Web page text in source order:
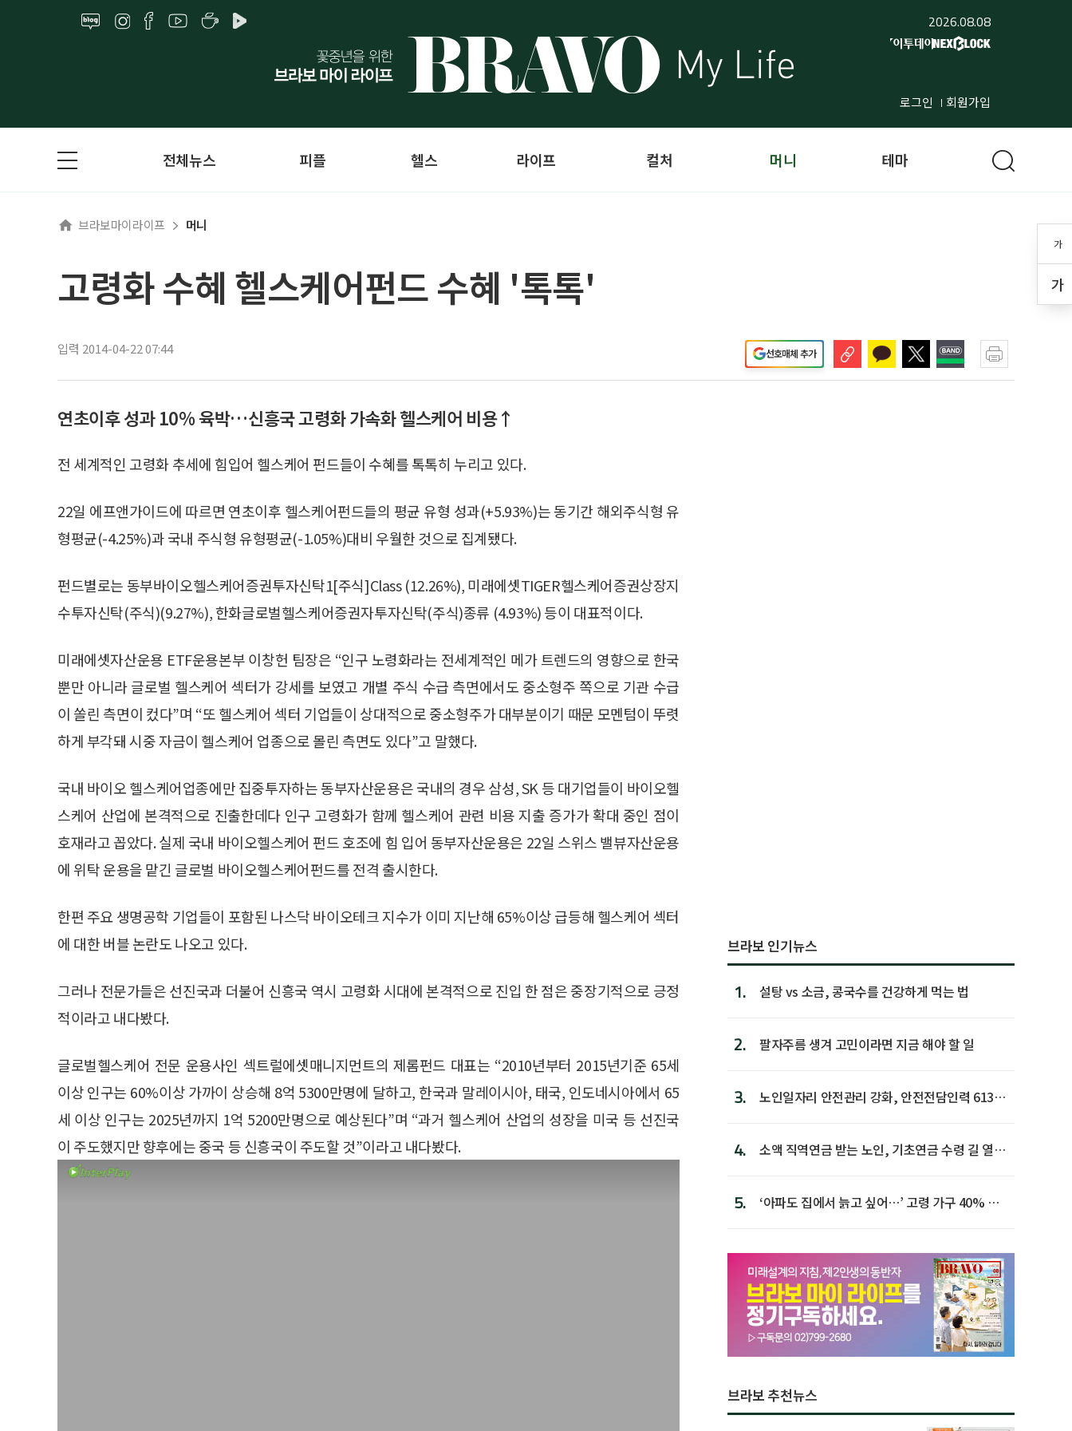
2026.08.08
로그인 회원가입
가
가
전체뉴스 피플 헬스 라이프 컬처 머니 테마
브라보마이라이프 머니
고령화 수혜 헬스케어펀드 수혜 '톡톡'
입력 2014-04-22 07:44 선호매체 추가
연초이후 성과 10% 육박…신흥국 고령화 가속화 헬스케어 비용↑
전 세계적인 고령화 추세에 힘입어 헬스케어 펀드들이 수혜를 톡톡히 누리고 있다.
22일 에프앤가이드에 따르면 연초이후 헬스케어펀드들의 평균 유형 성과(+5.93%)는 동기간 해외주식형 유
형평균(-4.25%)과 국내 주식형 유형평균(-1.05%)대비 우월한 것으로 집계됐다.
펀드별로는 동부바이오헬스케어증권투자신탁1[주식]Class (12.26%), 미래에셋TIGER헬스케어증권상장지
수투자신탁(주식)(9.27%), 한화글로벌헬스케어증권자투자신탁(주식)종류 (4.93%) 등이 대표적이다.
미래에셋자산운용 ETF운용본부 이창헌 팀장은 “인구 노령화라는 전세계적인 메가 트렌드의 영향으로 한국
뿐만 아니라 글로벌 헬스케어 섹터가 강세를 보였고 개별 주식 수급 측면에서도 중소형주 쪽으로 기관 수급
이 쏠린 측면이 컸다”며 “또 헬스케어 섹터 기업들이 상대적으로 중소형주가 대부분이기 때문 모멘텀이 뚜렷
하게 부각돼 시중 자금이 헬스케어 업종으로 몰린 측면도 있다”고 말했다.
국내 바이오 헬스케어업종에만 집중투자하는 동부자산운용은 국내의 경우 삼성, SK 등 대기업들이 바이오헬
스케어 산업에 본격적으로 진출한데다 인구 고령화가 함께 헬스케어 관련 비용 지출 증가가 확대 중인 점이
호재라고 꼽았다. 실제 국내 바이오헬스케어 펀드 호조에 힘 입어 동부자산운용은 22일 스위스 밸뷰자산운용
에 위탁 운용을 맡긴 글로벌 바이오헬스케어펀드를 전격 출시한다.
한편 주요 생명공학 기업들이 포함된 나스닥 바이오테크 지수가 이미 지난해 65%이상 급등해 헬스케어 섹터
에 대한 버블 논란도 나오고 있다.
그러나 전문가들은 선진국과 더불어 신흥국 역시 고령화 시대에 본격적으로 진입 한 점은 중장기적으로 긍정
적이라고 내다봤다.
글로벌헬스케어 전문 운용사인 섹트럴에셋매니지먼트의 제롬펀드 대표는 “2010년부터 2015년기준 65세
이상 인구는 60%이상 가까이 상승해 8억 5300만명에 달하고, 한국과 말레이시아, 태국, 인도네시아에서 65
세 이상 인구는 2025년까지 1억 5200만명으로 예상된다”며 “과거 헬스케어 산업의 성장을 미국 등 선진국
이 주도했지만 향후에는 중국 등 신흥국이 주도할 것”이라고 내다봤다.
브라보 인기뉴스
1. 설탕 vs 소금, 콩국수를 건강하게 먹는 법
2. 팔자주름 생겨 고민이라면 지금 해야 할 일
3.
노인일자리 안전관리 강화, 안전전담인력 613명
4.
소액 직역연금 받는 노인, 기초연금 수령 길 열린
5.
‘아파도 집에서 늙고 싶어…’ 고령 가구 40% 노
브라보 추천뉴스